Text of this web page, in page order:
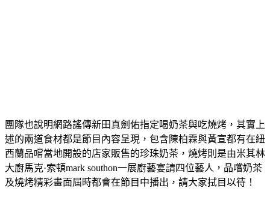
團隊也說明網路謠傳新田真劍佑指定喝奶茶與吃燒烤，其實上
述的兩道食材都是節目內容呈現，包含陳柏霖與黃宣都有在紐
西蘭品嚐當地開設的店家販售的珍珠奶茶，燒烤則是由米其林
大廚馬克·索頓mark southon一展廚藝宴請四位藝人，品嚐奶茶
及燒烤精彩畫面屆時都會在節目中播出，請大家拭目以待！